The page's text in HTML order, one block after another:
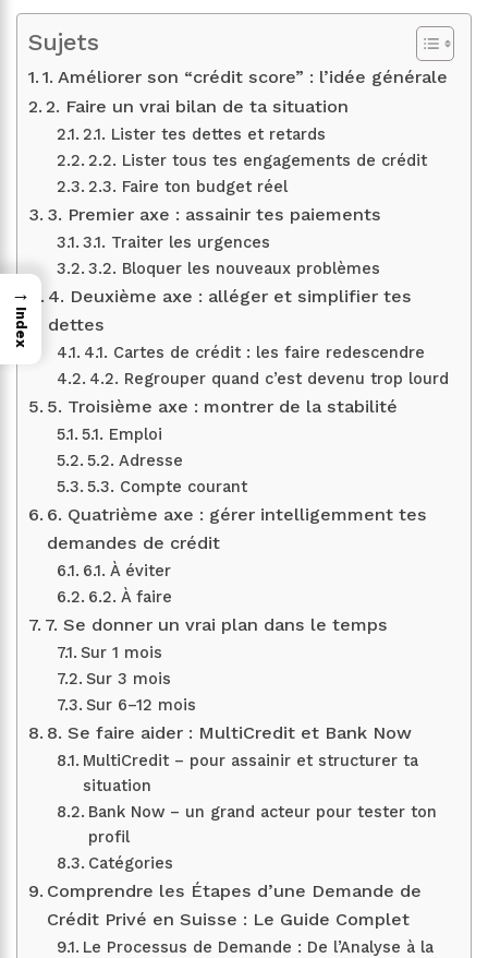
Sujets
1. Améliorer son “crédit score” : l’idée générale
2. Faire un vrai bilan de ta situation
2.1. Lister tes dettes et retards
2.2. Lister tous tes engagements de crédit
2.3. Faire ton budget réel
3. Premier axe : assainir tes paiements
3.1. Traiter les urgences
3.2. Bloquer les nouveaux problèmes
4. Deuxième axe : alléger et simplifier tes
dettes
4.1. Cartes de crédit : les faire redescendre
4.2. Regrouper quand c’est devenu trop lourd
5. Troisième axe : montrer de la stabilité
5.1. Emploi
5.2. Adresse
5.3. Compte courant
6. Quatrième axe : gérer intelligemment tes
demandes de crédit
6.1. À éviter
6.2. À faire
7. Se donner un vrai plan dans le temps
Sur 1 mois
Sur 3 mois
Sur 6–12 mois
8. Se faire aider : MultiCredit et Bank Now
MultiCredit – pour assainir et structurer ta
situation
Bank Now – un grand acteur pour tester ton
profil
Catégories
Comprendre les Étapes d’une Demande de
Crédit Privé en Suisse : Le Guide Complet
Le Processus de Demande : De l’Analyse à la
→
Index